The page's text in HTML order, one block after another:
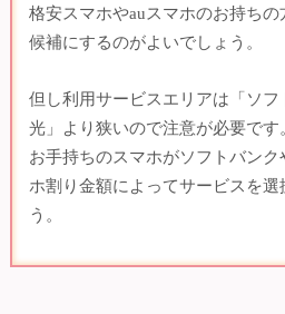
格安スマホやauスマホのお持ち
候補にするのがよいでしょう。
但し利用サービスエリアは「ソ
光」より狭いので注意が必要です
お手持ちのスマホがソフトバン
ホ割り金額によってサービスを選
う。